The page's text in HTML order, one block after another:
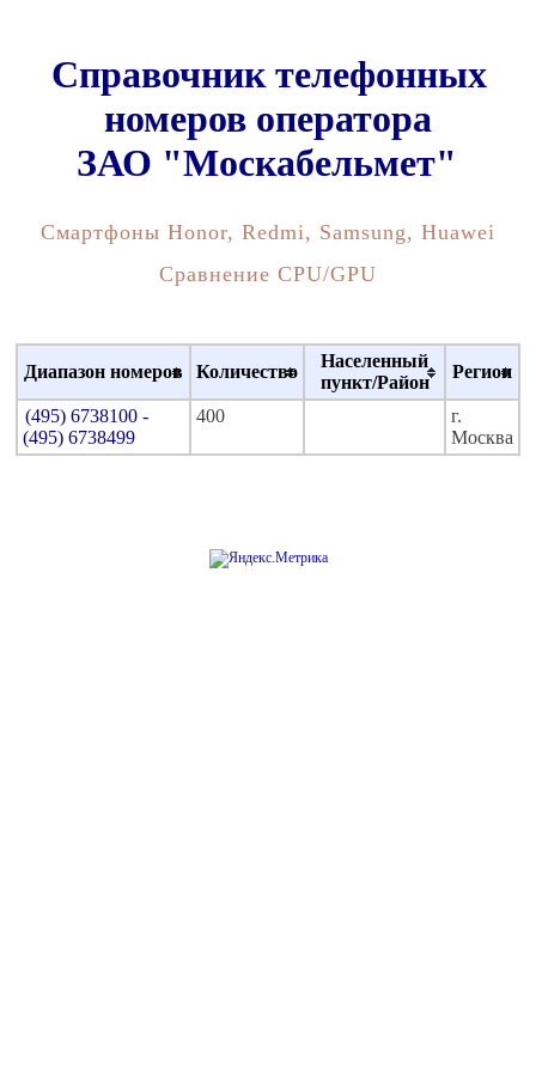
Справочник телефонных
номеров оператора
ЗАО "Москабельмет"
Смартфоны Honor, Redmi, Samsung, Huawei
Сравнение CPU/GPU
Диапазон номеров Количество
Населенный
пункт/Район
Регион
(495) 6738100 -
(495) 6738499
400
г.
Москва